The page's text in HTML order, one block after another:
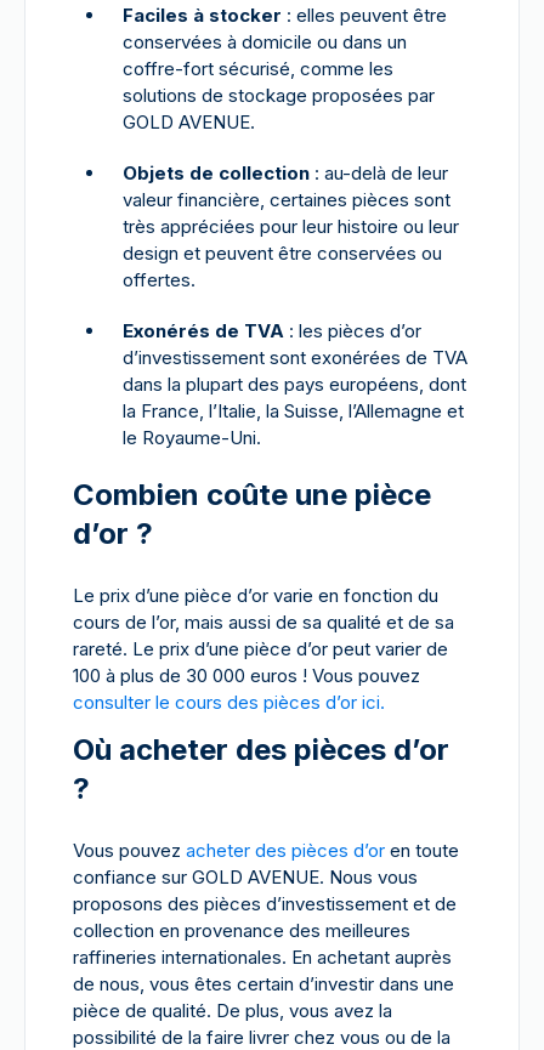
Faciles à stocker : elles peuvent être
conservées à domicile ou dans un
coffre-fort sécurisé, comme les
solutions de stockage proposées par
GOLD AVENUE.
Objets de collection : au-delà de leur
valeur financière, certaines pièces sont
très appréciées pour leur histoire ou leur
design et peuvent être conservées ou
offertes.
Exonérés de TVA : les pièces d’or
d’investissement sont exonérées de TVA
dans la plupart des pays européens, dont
la France, l’Italie, la Suisse, l’Allemagne et
le Royaume-Uni.
Combien coûte une pièce
d’or ?
Le prix d’une pièce d’or varie en fonction du
cours de l’or, mais aussi de sa qualité et de sa
rareté. Le prix d’une pièce d’or peut varier de
100 à plus de 30 000 euros ! Vous pouvez
consulter le cours des pièces d’or ici.
Où acheter des pièces d’or
?
Vous pouvez acheter des pièces d’or en toute
confiance sur GOLD AVENUE. Nous vous
proposons des pièces d’investissement et de
collection en provenance des meilleures
raffineries internationales. En achetant auprès
de nous, vous êtes certain d’investir dans une
pièce de qualité. De plus, vous avez la
possibilité de la faire livrer chez vous ou de la